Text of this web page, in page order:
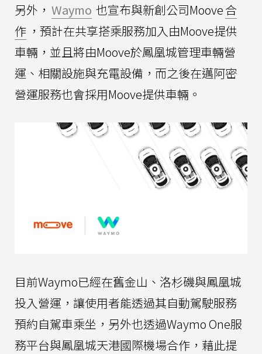
另外， Waymo 也宣布與新創公司Moove合
作 ，預計在共享搭乘服務加入由Moove提供
車輛，並且將由Moove於鳳凰城管理車輛營
運、相關設施與充電設備，而之後在邁阿密
營運服務也會採用Moove提供車輛。
目前Waymo已經在舊金山、洛杉磯與鳳凰城
投入營運，讓使用者能透過其自動駕駛服務
預約自駕車乘坐，另外也透過Waymo One服
務平台與鳳凰城天港國際機場合作，藉此提